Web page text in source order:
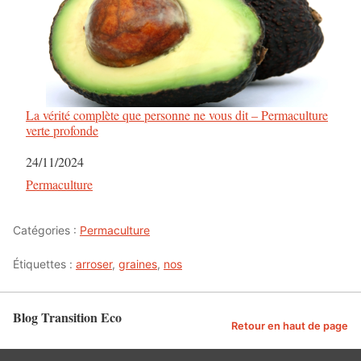
La vérité complète que personne ne vous dit – Permaculture
verte profonde
Date
24/11/2024
Par rapport à
Permaculture
Catégories : Permaculture
Étiquettes : arroser, graines, nos
Blog Transition Eco Retour en haut de page